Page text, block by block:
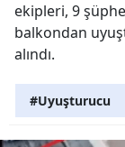
ekipleri, 9
balkondan
alındı.
#Uyuşturucu